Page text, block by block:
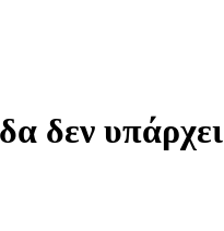
δεν υπάρχει